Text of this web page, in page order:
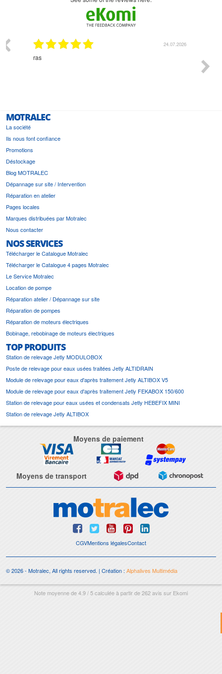
24.07.2026
l'écoute du client et très aimable -
bonne solution et le matériel
MOTRALEC
La société
Ils nous font confiance
Promotions
Déstockage
Blog MOTRALEC
Dépannage sur site / Intervention
Réparation en atelier
Pages locales
Marques distribuées par Motralec
Nous contacter
NOS SERVICES
Télécharger le Catalogue Motralec
Télécharger le Catalogue 4 pages Motralec
Le Service Motralec
Location de pompe
Réparation atelier / Dépannage sur site
Réparation de pompes
Réparation de moteurs électriques
Bobinage, rebobinage de moteurs électriques
TOP PRODUITS
Station de relevage Jetly MODULOBOX
Poste de relevage pour eaux usées traitées Jetly ALTIDRAIN
Module de relevage pour eaux d'après traitement Jetly ALTIBOX V5
Module de relevage pour eaux d'après traitement Jetly FEKABOX 150/600
Station de relevage pour eaux usées et condensats Jetly HEBEFIX MINI
Station de relevage Jetly ALTIBOX
Moyens de paiement
Moyens de transport
CGVMentions légalesContact
© 2026 - Motralec, All rights reserved. | Création :Alphalives Multimédia
Note moyenne de4.9/5calculée à partir de262avis sur Ekomi